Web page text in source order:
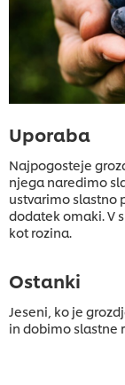
Uporaba
Najpogosteje
njega naredimo
ustvarimo slastno
dodatek omaki. V
kot rozina.
Ostanki
Jeseni, ko je
in dobimo slastne